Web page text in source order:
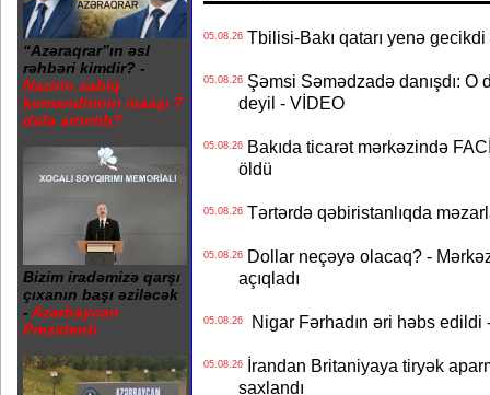
“Azəraqrar”ın əsl
rəhbəri kimdir? -
Nazirin sabiq
komandirinin maaşı 7
dəfə artırılıb?
Bizim iradəmizə qarşı
çıxanın başı əziləcək
- Azərbaycan
Prezidenti
05.08.26Tbilisi-Bakı qatarı yenə gecikdi
05.08.26Şəmsi Səmədzadə danışdı: O
deyil - VİDEO
05.08.26Bakıda ticarət mərkəzində
öldü
05.08.26Tərtərdə qəbiristanlıqda
05.08.26Dollar neçəyə olacaq? -
açıqladı
05.08.26Nigar Fərhadın əri həbs edildi
05.08.26İrandan Britaniyaya tiryək
saxlandı